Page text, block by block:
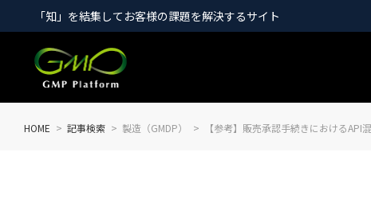
「知」を結集してお客様の課題を解決するサイト
HOME 記事検索 製造（GMDP） 【参考】販売承認手続きにおけるAPI